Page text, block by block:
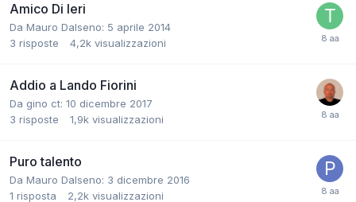
Amico Di Ieri
Da Mauro Dalseno: 5 aprile 2014
3 risposte 4,2k visualizzazioni
Addio a Lando Fiorini
Da gino ct: 10 dicembre 2017
3 risposte 1,9k visualizzazioni
Puro talento
Da Mauro Dalseno: 3 dicembre 2016
1 risposta 2,2k visualizzazioni